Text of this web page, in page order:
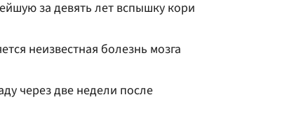
за девять лет вспышку кори
неизвестная болезнь мозга
через две недели после